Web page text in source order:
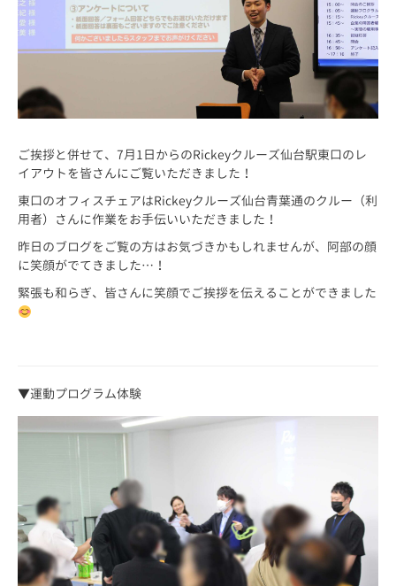
ご挨拶と併せて、7月1日からのRickeyクルーズ仙台駅東口のレ
イアウトを皆さんにご覧いただきました！
東口のオフィスチェアはRickeyクルーズ仙台青葉通のクルー（利
用者）さんに作業をお手伝いいただきました！
昨日のブログをご覧の方はお気づきかもしれませんが、阿部の顔
に笑顔がでてきました…！
緊張も和らぎ、皆さんに笑顔でご挨拶を伝えることができました
▼運動プログラム体験